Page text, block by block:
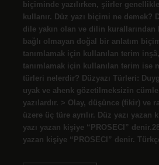
biçiminde yazılırken, şiirler
kullanır. Düz yazı biçimi ne demek?
dile yakın olan ve dilin
bağlı olmayan doğal bir anlatım
tanımlamak için kullanılan terim inşâ,
tanımlamak için kullanılan terim ise
türleri nelerdir? Düzyazı Türleri:
uyak ve ahenk gözetilmeksizin
yazılardır. > Olay, düşünce (fikir) ve
üzere üç türe ayrılır. Düz yazı yazan
yazı yazan kişiye “PROSECI”
yazan kişiye “PROSECI” denir.